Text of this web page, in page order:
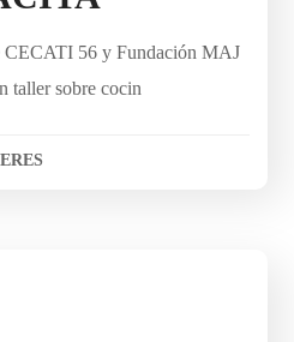
CECATI 56 y Fundación MAJ
taller sobre cocin